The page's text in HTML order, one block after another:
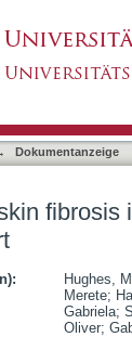
Dokumentanzeige
fibrosis
Hughes,
Merete;
Gabriela;
Oliver;